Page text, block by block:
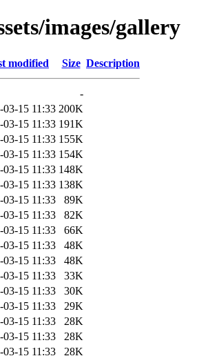
images/gallery
modified Size Description
-
03-15 11:33 200K
03-15 11:33 191K
03-15 11:33 155K
03-15 11:33 154K
03-15 11:33 148K
03-15 11:33 138K
03-15 11:33
89K
03-15 11:33
82K
03-15 11:33
66K
03-15 11:33
48K
03-15 11:33
48K
03-15 11:33
33K
03-15 11:33
30K
03-15 11:33
29K
03-15 11:33
28K
03-15 11:33
28K
03-15 11:33
28K